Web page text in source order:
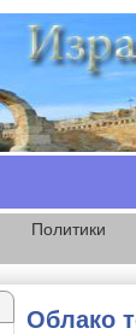
Политики
Облако